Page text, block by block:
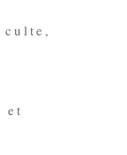
culte ,
et